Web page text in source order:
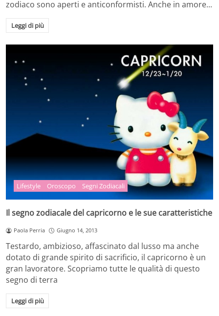
zodiaco sono aperti e anticonformisti. Anche in amore...
Leggi di più
Lifestyle Oroscopo Segni Zodiacali
Il segno zodiacale del capricorno e le sue caratteristiche
Paola Perria Giugno 14, 2013
Testardo, ambizioso, affascinato dal lusso ma anche
dotato di grande spirito di sacrificio, il capricorno è un
gran lavoratore. Scopriamo tutte le qualità di questo
segno di terra
Leggi di più